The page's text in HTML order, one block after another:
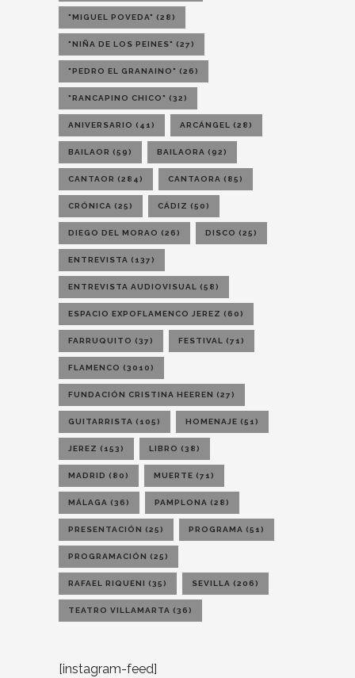
"MIGUEL POVEDA" (28)
"NIÑA DE LOS PEINES" (27)
"PEDRO EL GRANAINO" (26)
"RANCAPINO CHICO" (32)
ANIVERSARIO (41) ARCÁNGEL (28)
BAILAOR (59) BAILAORA (92)
CANTAOR (284) CANTAORA (85)
CRÓNICA (25) CÁDIZ (50)
DIEGO DEL MORAO (26) DISCO (25)
ENTREVISTA (137)
ENTREVISTA AUDIOVISUAL (58)
ESPACIO EXPOFLAMENCO JEREZ (60)
FARRUQUITO (37) FESTIVAL (71)
FLAMENCO (3010)
FUNDACIÓN CRISTINA HEEREN (27)
GUITARRISTA (105) HOMENAJE (51)
JEREZ (153) LIBRO (38)
MADRID (80) MUERTE (71)
MÁLAGA (36) PAMPLONA (28)
PRESENTACIÓN (25) PROGRAMA (51)
PROGRAMACIÓN (25)
RAFAEL RIQUENI (35) SEVILLA (206)
TEATRO VILLAMARTA (36)
[instagram-feed]